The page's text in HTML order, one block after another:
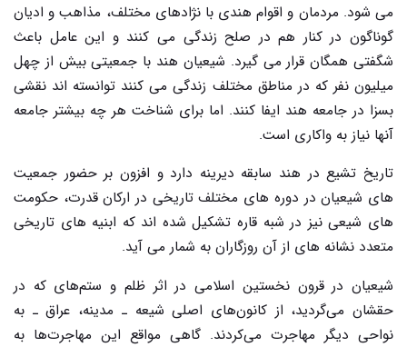
می شود. مردمان و اقوام هندی با نژادهای مختلف، مذاهب و ادیان
گوناگون در کنار هم در صلح زندگی می کنند و این عامل باعث
شگفتی همگان قرار می گیرد. شیعیان هند با جمعیتی بیش از چهل
میلیون نفر که در مناطق مختلف زندگی می کنند توانسته اند نقشی
بسزا در جامعه هند ایفا کنند. اما برای شناخت هر چه بیشتر جامعه
آنها نیاز به واکاری است.
تاریخ تشیع در هند سابقه دیرینه دارد و افزون بر حضور جمعیت
های شیعیان در دوره های مختلف تاریخی در ارکان قدرت، حکومت
های شیعی نیز در شبه قاره تشکیل شده اند که ابنیه های تاریخی
متعدد نشانه های از آن روزگاران به شمار می آید.
شیعیان در قرون نخستین اسلامی در اثر ظلم و ستم‌های که در
حقشان می‌گردید، از کانون‌های اصلی شیعه ـ مدینه، عراق ـ به
نواحی دیگر مهاجرت می‌کردند. گاهی مواقع این مهاجرت‌ها به